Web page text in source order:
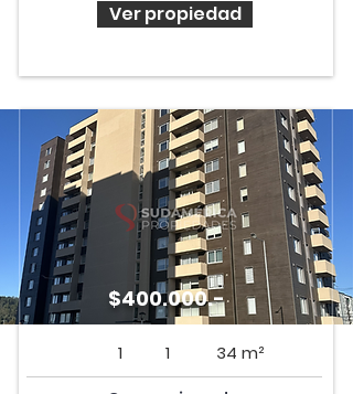
Ver propiedad
$400.000.-
1 1 34 m²